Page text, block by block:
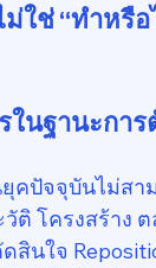
ใช่ “ทำหรื
ในฐานะกา
ปัจจุบันไม่สา
ติ โครงสร้าง
นใจ